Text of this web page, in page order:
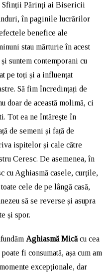
Sfinții Părinți ai Bisericii
în paginile lucrărilor
benefice ale
stau mărturie în acest
suntem contemporani cu
pe toți și a influențat
Să fim încredințați de
doar de această molimă, ci
Tot ea ne întărește în
de semeni și față de
ispitelor și cale către
Ceresc. De asemenea, în
cu Aghiasmă casele, curțile,
cele de pe lângă casă,
să se reverse și asupra
și spor.
Aghiasmă Mică cu cea
fi consumată, așa cum am
excepționale, dar